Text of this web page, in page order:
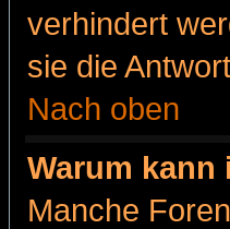
verhindert
sie die
Nach oben
Warum
Manche